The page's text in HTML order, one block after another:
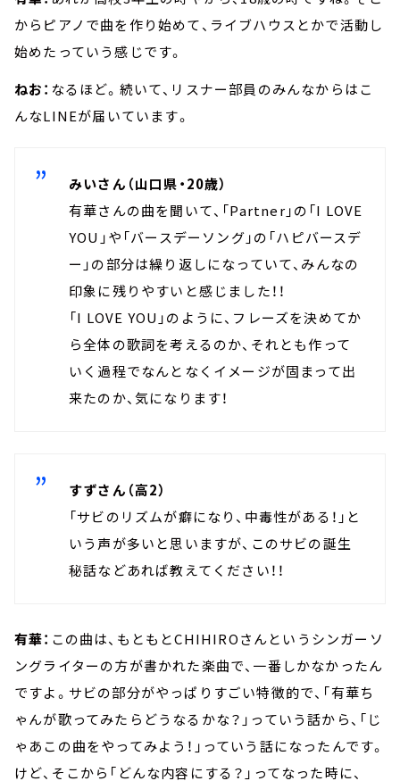
からピアノで曲を作り始めて、ライブハウスとかで活動し
始めたっていう感じです。
ねお： なるほど。続いて、リスナー部員のみんなからはこ
んなLINEが届いています。
みいさん（山口県・20歳）
有華さんの曲を聞いて、「Partner」の「I LOVE
YOU」や「バースデーソング」の「ハピバースデ
ー」の部分は繰り返しになっていて、みんなの
印象に残りやすいと感じました！！
「I LOVE YOU」のように、フレーズを決めてか
ら全体の歌詞を考えるのか、それとも作って
いく過程でなんとなくイメージが固まって出
来たのか、気になります！
すずさん（高2）
「サビのリズムが癖になり、中毒性がある！」と
いう声が多いと思いますが、このサビの誕生
秘話などあれば教えてください！！
有華： この曲は、もともとCHIHIROさんというシンガーソ
ングライターの方が書かれた楽曲で、一番しかなかったん
ですよ。サビの部分がやっぱりすごい特徴的で、「有華ち
ゃんが歌ってみたらどうなるかな？」っていう話から、「じ
ゃあこの曲をやってみよう！」っていう話になったんです。
けど、そこから「どんな内容にする？」ってなった時に、